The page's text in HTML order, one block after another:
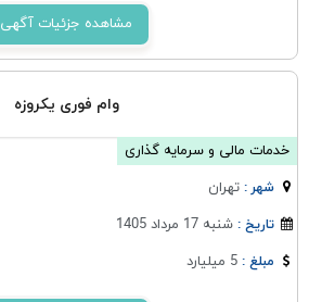
مشاهده جزئیات آگهی
وام فوری یکروزه
خدمات مالی و سرمایه گذاری
شهر :تهران
تاریخ :شنبه 17 مرداد 1405
مبلغ :5 میلیارد